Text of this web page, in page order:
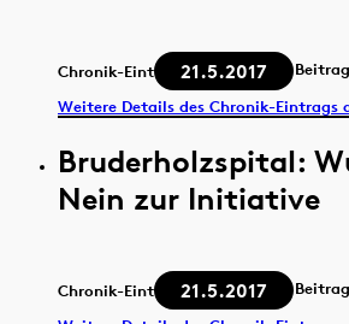
Chronik-Eintrag 21.5.2017
Weitere Details des Chronik-Eintrags
Bruderholzspital:
Nein zur Initiative
Chronik-Eintrag 21.5.2017